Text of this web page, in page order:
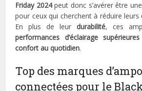
Friday 2024peut donc s’avérer être
pour ceux qui cherchent à réduire leurs
En plus de leur durabilité, ces
performances d’éclairage supérieures
confort au quotidien.
Top des marques
connectées pour le